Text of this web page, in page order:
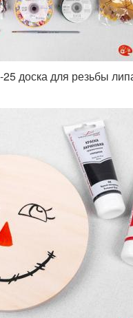
доска для резьбы